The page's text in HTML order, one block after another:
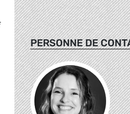
PERSONNE DE